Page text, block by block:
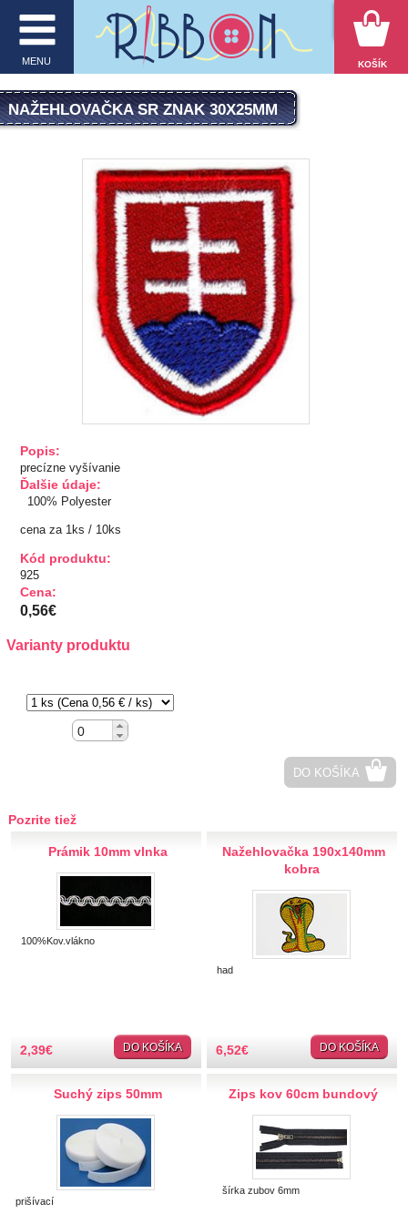
VYHĽADÁVANIE
MENU
Obchodné podmienky
Ochrana osobných údajov
KATEGÓRIE PRODUKTOV
Zľavnené
Aplikácie
Bižutérny kútik
Burda strihy
Dekorácie
Doplnky
Hobby
Ihly a špendlíky
Lemovky
Nášivky a Nažehlovačky
Nite a Priadze
Perie, pierka, perá
MENU KOŠÍK
NAŽEHLOVAČKA SR ZNAK 30X25MM
Popis:
precízne vyšívanie
Ďalšie údaje:
100% Polyester
cena za 1ks / 10ks
Kód produktu:
925
Cena:
0,56€
Varianty produktu
DO KOŠÍKA
Pozrite tiež
Prámik 10mm vlnka
100%Kov.vlákno
2,39€ DO KOŠÍKA
Nažehlovačka 190x140mm
kobra
had
6,52€ DO KOŠÍKA
Suchý zips 50mm
prišívací
Zips kov 60cm bundový
šírka zubov 6mm